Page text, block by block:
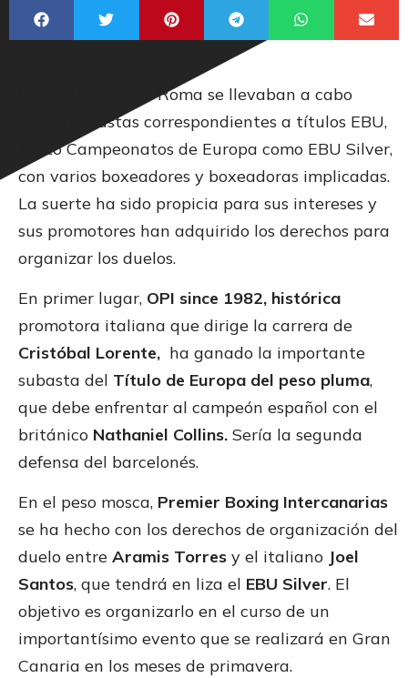
Este miércoles en Roma se llevaban a cabo
varias subastas correspondientes a títulos EBU,
tanto Campeonatos de Europa como EBU Silver,
con varios boxeadores y boxeadoras implicadas.
La suerte ha sido propicia para sus intereses y
sus promotores han adquirido los derechos para
organizar los duelos.
En primer lugar, OPI since 1982, histórica
promotora italiana que dirige la carrera de
Cristóbal Lorente, ha ganado la importante
subasta del Título de Europa del peso pluma,
que debe enfrentar al campeón español con el
británico Nathaniel Collins. Sería la segunda
defensa del barcelonés.
En el peso mosca, Premier Boxing Intercanarias
se ha hecho con los derechos de organización del
duelo entre Aramis Torres y el italiano Joel
Santos, que tendrá en liza el EBU Silver. El
objetivo es organizarlo en el curso de un
importantísimo evento que se realizará en Gran
Canaria en los meses de primavera.